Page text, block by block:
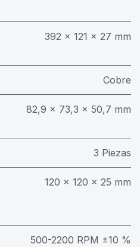
392 x 121 x 27 mm
Cobre
82,9 x 73,3 x 50,7 mm
3 Piezas
120 x 120 x 25 mm
500-2200 RPM ±10 %